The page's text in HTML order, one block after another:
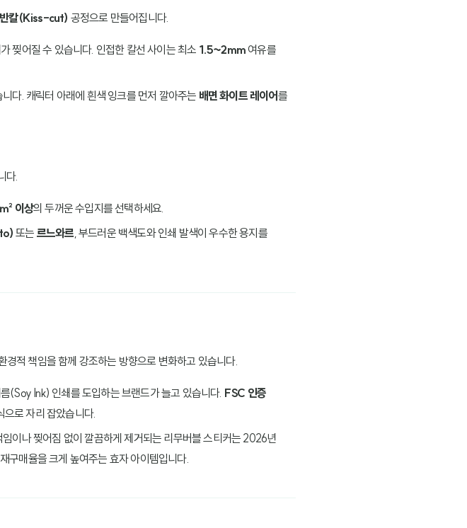
반칼(Kiss-cut) 공정으로 만들어집니다.
찢어질 수 있습니다. 인접한 칼선 사이는 최소 1.5~2mm 여유를
다. 캐릭터 아래에 흰색 잉크를 먼저 깔아주는 배면 화이트 레이어를
다.
이상의 두꺼운 수입지를 선택하세요.
또는 르느와르 , 부드러운 백색도와 인쇄 발색이 우수한 용지를
적 책임을 함께 강조하는 방향으로 변화하고 있습니다.
(Soy Ink) 인쇄를 도입하는 브랜드가 늘고 있습니다. FSC 인증
로 자리 잡았습니다.
이나 찢어짐 없이 깔끔하게 제거되는 리무버블 스티커는 2026년
구매율을 크게 높여주는 효자 아이템입니다.